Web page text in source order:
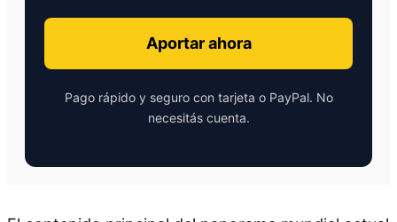
Aportar ahora
Pago rápido y seguro con tarjeta o PayPal. No
necesitás cuenta.